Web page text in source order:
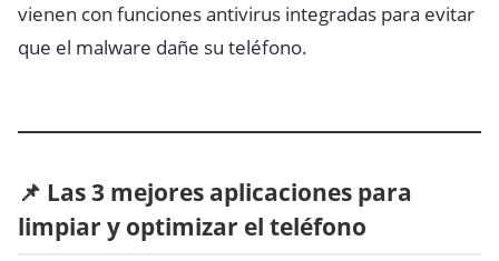
vienen con funciones antivirus integradas para evitar
que el malware dañe su teléfono.
📌 Las 3 mejores aplicaciones para
limpiar y optimizar el teléfono